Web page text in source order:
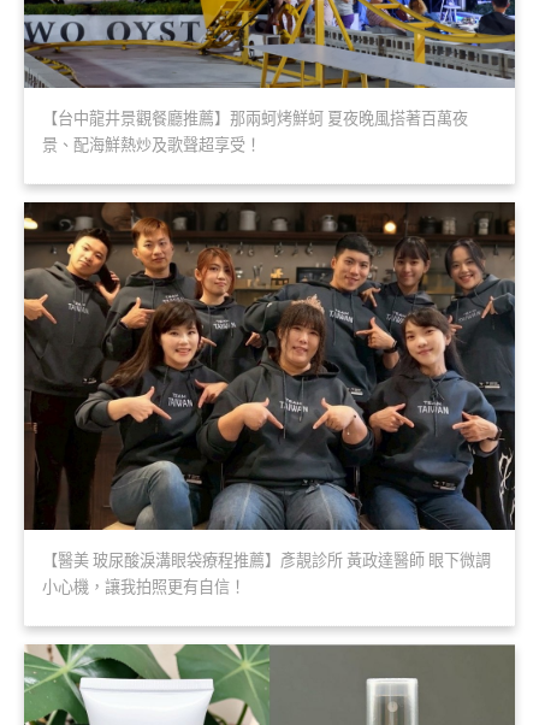
【台中龍井景觀餐廳推薦】那兩蚵烤鮮蚵 夏夜晚風搭著百萬夜
景、配海鮮熱炒及歌聲超享受！
【醫美 玻尿酸淚溝眼袋療程推薦】彥靚診所 黃政達醫師 眼下微調
小心機，讓我拍照更有自信！